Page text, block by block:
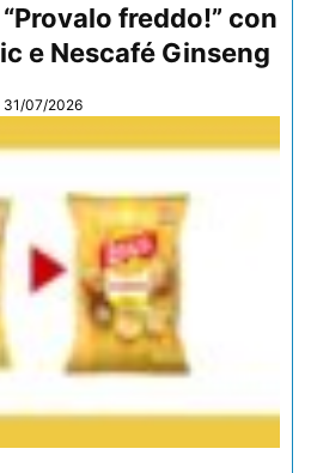
freddo!” con
e Nescafé Ginseng
31/07/2026